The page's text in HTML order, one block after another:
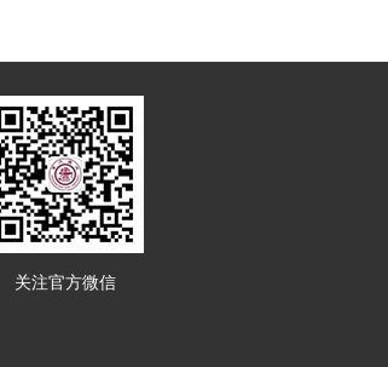
关注官方微信